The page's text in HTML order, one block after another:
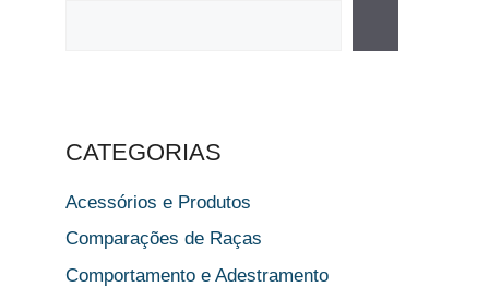
CATEGORIAS
Acessórios e Produtos
Comparações de Raças
Comportamento e Adestramento